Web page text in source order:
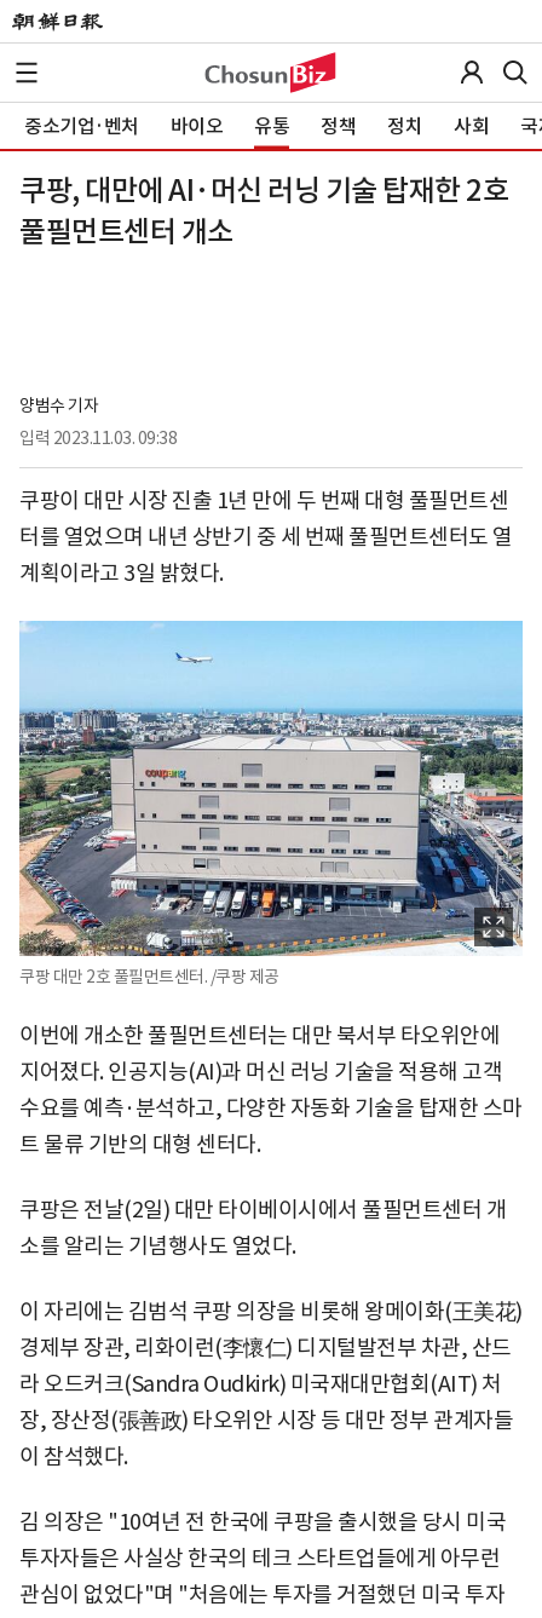
중소기업·벤처 바이오 유통 정책 정치 사회
쿠팡, 대만에 AI·머신 러닝 기술 탑재한 2호
풀필먼트센터 개소
양범수 기자
입력 2023.11.03. 09:38
쿠팡이 대만 시장 진출 1년 만에 두 번째 대형 풀필먼트센
터를 열었으며 내년 상반기 중 세 번째 풀필먼트센터도 열
계획이라고 3일 밝혔다.
쿠팡 대만 2호 풀필먼트센터. /쿠팡 제공
이번에 개소한 풀필먼트센터는 대만 북서부 타오위안에
지어졌다. 인공지능(AI)과 머신 러닝 기술을 적용해 고객
수요를 예측·분석하고, 다양한 자동화 기술을 탑재한 스마
트 물류 기반의 대형 센터다.
쿠팡은 전날(2일) 대만 타이베이시에서 풀필먼트센터 개
소를 알리는 기념행사도 열었다.
이 자리에는 김범석 쿠팡 의장을 비롯해 왕메이화(王美花)
경제부 장관, 리화이런(李懷仁) 디지털발전부 차관, 산드
라 오드커크(Sandra Oudkirk) 미국재대만협회(AIT) 처
장, 장산정(張善政) 타오위안 시장 등 대만 정부 관계자들
이 참석했다.
김 의장은 "10여년 전 한국에 쿠팡을 출시했을 당시 미국
투자자들은 사실상 한국의 테크 스타트업들에게 아무런
관심이 없었다"며 "처음에는 투자를 거절했던 미국 투자